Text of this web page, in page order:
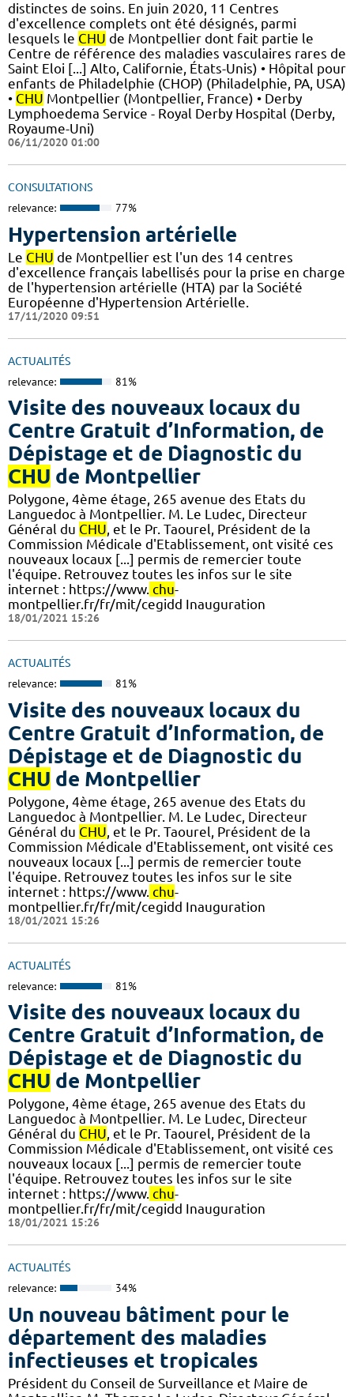
distinctes de soins. En juin 2020, 11 Centres
d'excellence complets ont été désignés, parmi
lesquels le CHU de Montpellier dont fait partie le
Centre de référence des maladies vasculaires rares de
Saint Eloi [...] Alto, Californie, États-Unis) • Hôpital pour
enfants de Philadelphie (CHOP) (Philadelphie, PA, USA)
• CHU Montpellier (Montpellier, France) • Derby
Lymphoedema Service - Royal Derby Hospital (Derby,
Royaume-Uni)
06/11/2020 01:00
CONSULTATIONS
relevance: 77%
Hypertension artérielle
Le CHU de Montpellier est l'un des 14 centres
d'excellence français labellisés pour la prise en charge
de l'hypertension artérielle (HTA) par la Société
Européenne d'Hypertension Artérielle.
17/11/2020 09:51
ACTUALITÉS
relevance: 81%
Visite des nouveaux locaux du
Centre Gratuit d’Information, de
Dépistage et de Diagnostic du
CHU de Montpellier
Polygone, 4ème étage, 265 avenue des Etats du
Languedoc à Montpellier. M. Le Ludec, Directeur
Général du CHU, et le Pr. Taourel, Président de la
Commission Médicale d'Etablissement, ont visité ces
nouveaux locaux [...] permis de remercier toute
l'équipe. Retrouvez toutes les infos sur le site
internet : https://www. chu-
montpellier.fr/fr/mit/cegidd Inauguration
18/01/2021 15:26
ACTUALITÉS
relevance: 81%
Visite des nouveaux locaux du
Centre Gratuit d’Information, de
Dépistage et de Diagnostic du
CHU de Montpellier
Polygone, 4ème étage, 265 avenue des Etats du
Languedoc à Montpellier. M. Le Ludec, Directeur
Général du CHU, et le Pr. Taourel, Président de la
Commission Médicale d'Etablissement, ont visité ces
nouveaux locaux [...] permis de remercier toute
l'équipe. Retrouvez toutes les infos sur le site
internet : https://www. chu-
montpellier.fr/fr/mit/cegidd Inauguration
18/01/2021 15:26
ACTUALITÉS
relevance: 81%
Visite des nouveaux locaux du
Centre Gratuit d’Information, de
Dépistage et de Diagnostic du
CHU de Montpellier
Polygone, 4ème étage, 265 avenue des Etats du
Languedoc à Montpellier. M. Le Ludec, Directeur
Général du CHU, et le Pr. Taourel, Président de la
Commission Médicale d'Etablissement, ont visité ces
nouveaux locaux [...] permis de remercier toute
l'équipe. Retrouvez toutes les infos sur le site
internet : https://www. chu-
montpellier.fr/fr/mit/cegidd Inauguration
18/01/2021 15:26
ACTUALITÉS
relevance: 34%
Un nouveau bâtiment pour le
département des maladies
infectieuses et tropicales
Président du Conseil de Surveillance et Maire de